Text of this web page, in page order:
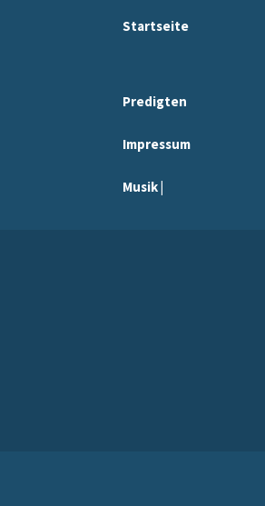
Startseite
Predigten
Impressum
Musik |